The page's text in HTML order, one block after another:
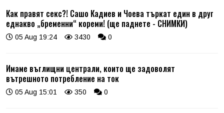
Как правят секс?! Сашо Кадиев и Чоева търкат един в друг
еднакво „бременни“ кореми! (ще паднете - СНИМКИ)
05 Aug 19:24 3430 0
Имаме въглищни централи, които ще задоволят
вътрешното потребление на ток
05 Aug 15:01 350 0